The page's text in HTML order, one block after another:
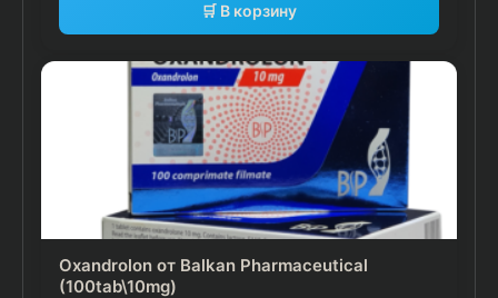
🛒 В корзину
Oxandrolon от Balkan Pharmaceutical
(100tab\10mg)